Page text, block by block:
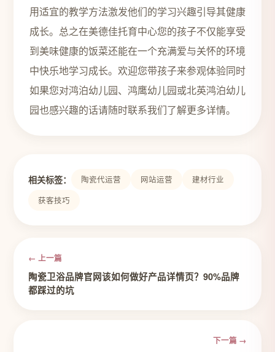
用适宜的教学方法激发他们的学习兴趣引导其健康
成长。总之在美德佳托育中心您的孩子不仅能享受
到美味健康的饭菜还能在一个充满爱与关怀的环境
中快乐地学习成长。欢迎您带孩子来参观体验同时
如果您对鸿泊幼儿园、鸿鹰幼儿园或北英鸿泊幼儿
园也感兴趣的话请随时联系我们了解更多详情。
相关标签： 陶瓷代运营 网站运营
建材行业
获客技巧
← 上一篇
陶瓷卫浴品牌官网该如何做好产品详情页？90%品牌
都踩过的坑
下一篇 →